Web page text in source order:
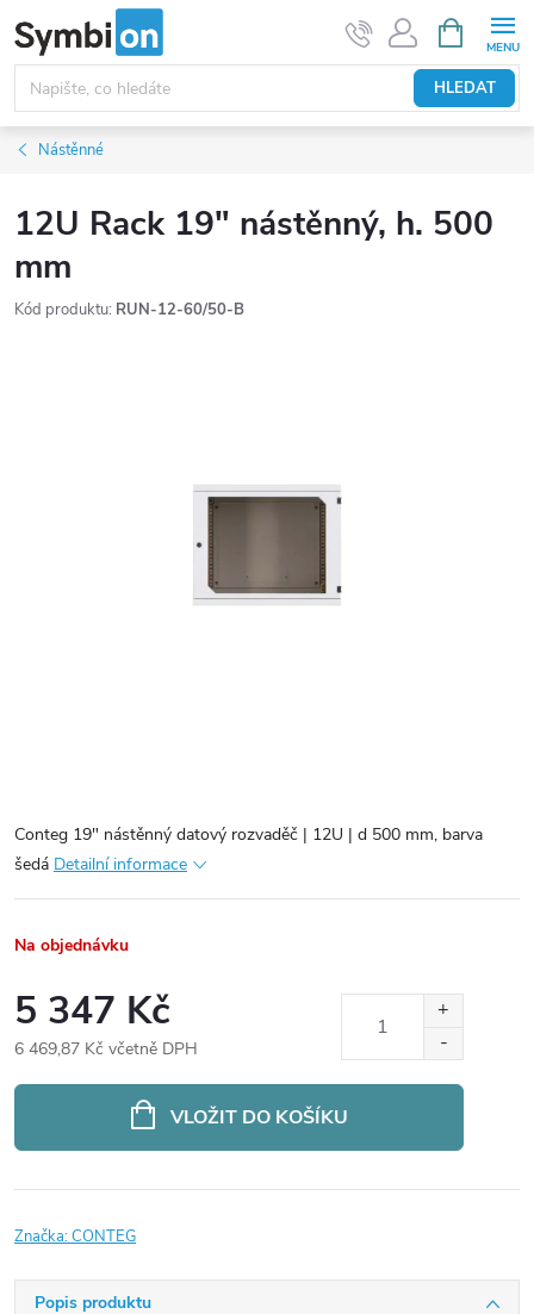
na
obsah
HLEDAT
NÁKUPNÍ
KOŠÍK
Nástěnné
12U Rack 19" nástěnný, h. 500
mm
Kód produktu: RUN-12-60/50-B
Conteg 19" nástěnný datový rozvaděč | 12U | d 500 mm, barva
šedá Detailní informace
Na objednávku
5 347 Kč
6 469,87 Kč včetně DPH
VLOŽIT DO KOŠÍKU
Značka:CONTEG
Popis produktu